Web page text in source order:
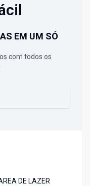
EM UM SÓ
com todos os
DE LAZER